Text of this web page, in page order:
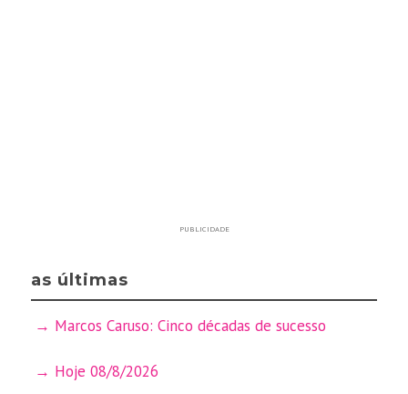
PUBLICIDADE
as últimas
Marcos Caruso: Cinco décadas de sucesso
Hoje 08/8/2026